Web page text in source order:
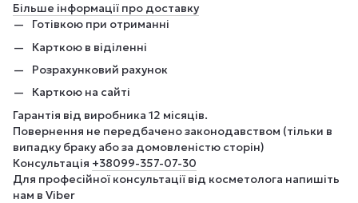
Більше інформації про доставку
Готівкою при отриманні
Карткою в віділенні
Розрахунковий рахунок
Карткою на сайті
Гарантія від виробника 12 місяців.
Повернення не передбачено законодавством (тільки в
випадку браку або за домовленістю сторін)
Консультація +38099-357-07-30
Для професійної консультації від косметолога напишіть
нам в Viber